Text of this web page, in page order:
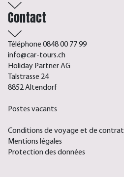
Contact
Téléphone 0848 00 77 99
info@car-tours.ch
Holiday Partner AG
Talstrasse 24
8852 Altendorf
Postes vacants
Conditions de voyage et de contrat
Mentions légales
Protection des données